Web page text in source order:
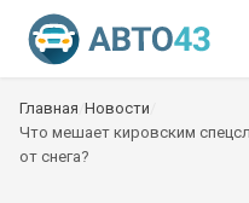
Главная Новости
Что мешает кировским
от снега?